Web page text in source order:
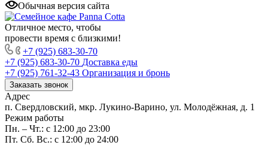
Обычная версия сайта
Отличное место, чтобы
провести время с близкими!
+7 (925) 683-30-70
+7 (925) 683-30-70 Доставка еды
+7 (925) 761-32-43 Организация и бронь
Заказать звонок
Адрес
п. Свердловский, мкр. Лукино-Варино, ул. Молодёжная, д. 1
Режим работы
Пн. – Чт.: с 12:00 до 23:00
Пт. Сб. Вс.: с 12:00 до 24:00